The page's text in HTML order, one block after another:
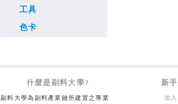
工具
色卡
什麼是副料大學? 新
副料大學為副料產業鏈所建置之專業
加